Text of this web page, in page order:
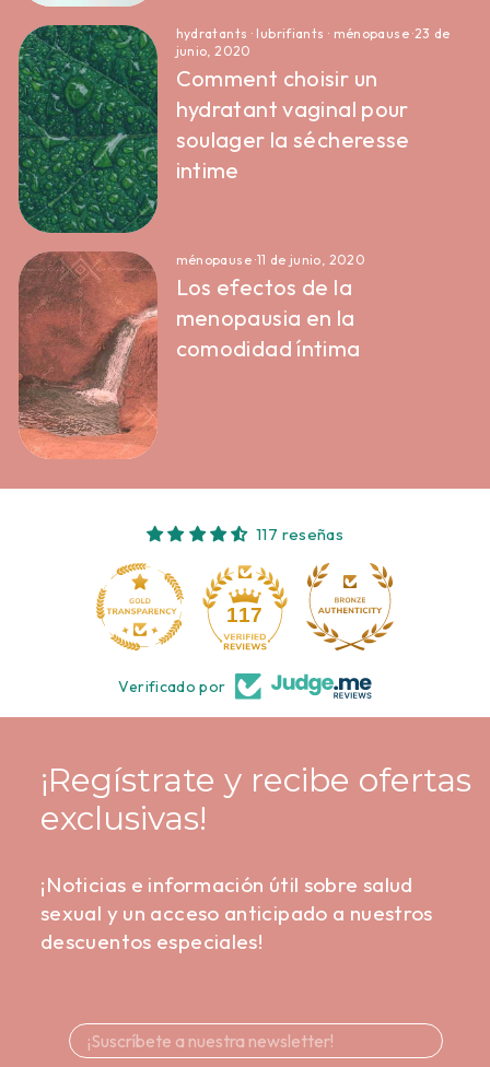
hydratants · lubrifiants · ménopause·23 de
junio, 2020
Comment choisir un
hydratant vaginal pour
soulager la sécheresse
intime
ménopause·11 de junio, 2020
Los efectos de la
menopausia en la
comodidad íntima
117 reseñas
117
Verificado por
¡Regístrate y recibe ofertas
exclusivas!
¡Noticias e información útil sobre salud
sexual y un acceso anticipado a nuestros
descuentos especiales!